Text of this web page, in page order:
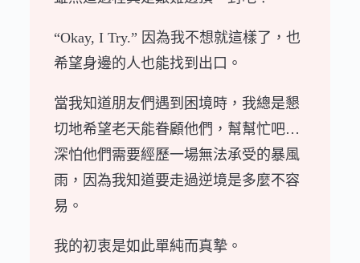
“Okay, I Try.” 因為我不想就這樣了，也
希望身邊的人也能找到出口。
當我知道朋友們遇到困境時，我總是懇
切地希望老天能眷顧他們，幫幫忙吧…
深怕他們需要經歷一場無法承受的暴風
雨，因為我知道要走過逆境是多麼不容
易。
我的初衷是如此單純而真摯。